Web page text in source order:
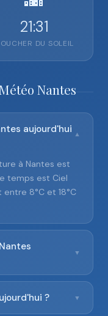
21:31
DU SOLEIL
Nantes
aujourd'hui ▼
à Nantes est
temps est Ciel
8°C et 18°C
▼
? ▼